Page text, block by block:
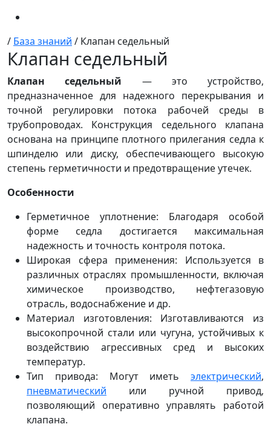
/ База знаний / Клапан седельный
Клапан седельный
Клапан седельный — это устройство,
предназначенное для надежного перекрывания и
точной регулировки потока рабочей среды в
трубопроводах. Конструкция седельного клапана
основана на принципе плотного прилегания седла к
шпинделю или диску, обеспечивающего высокую
степень герметичности и предотвращение утечек.
Особенности
Герметичное уплотнение: Благодаря особой
форме седла достигается максимальная
надежность и точность контроля потока.
Широкая сфера применения: Используется в
различных отраслях промышленности, включая
химическое производство, нефтегазовую
отрасль, водоснабжение и др.
Материал изготовления: Изготавливаются из
высокопрочной стали или чугуна, устойчивых к
воздействию агрессивных сред и высоких
температур.
Тип привода: Могут иметь электрический,
пневматический или ручной привод,
позволяющий оперативно управлять работой
клапана.